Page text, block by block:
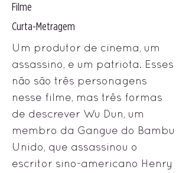
Filme
Curta-Metragem
Um produtor de cinema, um
assassino, e um patriota. Esses
não são três personagens
nesse filme, mas três formas
de descrever Wu Dun, um
membro da Gangue do Bambu
Unido, que assassinou o
escritor sino-americano Henry